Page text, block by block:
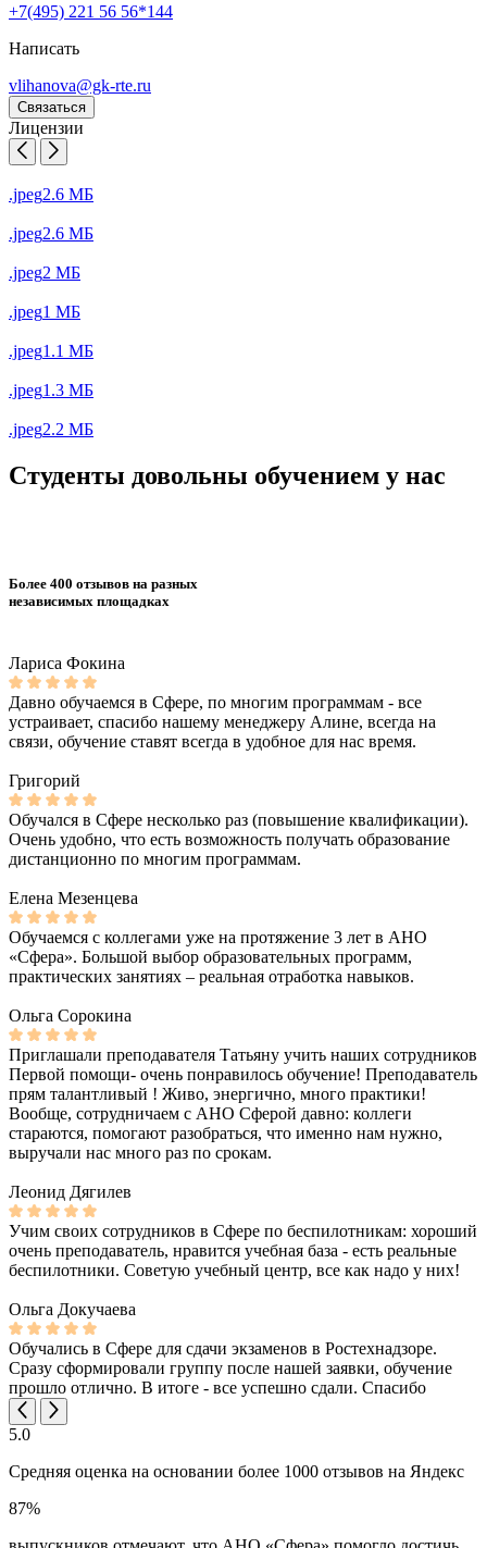
+7(495) 221 56 56*144
Написать
vlihanova@gk-rte.ru
Связаться
Лицензии
.jpeg2.6 МБ
.jpeg2.6 МБ
.jpeg2 МБ
.jpeg1 МБ
.jpeg1.1 МБ
.jpeg1.3 МБ
.jpeg2.2 МБ
Студенты довольны обучением у нас
Более 400 отзывов на разных
независимых площадках
Лариса Фокина
Давно обучаемся в Сфере, по многим программам - все
устраивает, спасибо нашему менеджеру Алине, всегда на
связи, обучение ставят всегда в удобное для нас время.
Григорий
Обучался в Сфере несколько раз (повышение квалификации).
Очень удобно, что есть возможность получать образование
дистанционно по многим программам.
Елена Мезенцева
Обучаемся с коллегами уже на протяжение 3 лет в АНО
«Сфера». Большой выбор образовательных программ,
практических занятиях – реальная отработка навыков.
Ольга Сорокина
Приглашали преподавателя Татьяну учить наших сотрудников
Первой помощи- очень понравилось обучение! Преподаватель
прям талантливый ! Живо, энергично, много практики!
Вообще, сотрудничаем с АНО Сферой давно: коллеги
стараются, помогают разобраться, что именно нам нужно,
выручали нас много раз по срокам.
Леонид Дягилев
Учим своих сотрудников в Сфере по беспилотникам: хороший
очень преподаватель, нравится учебная база - есть реальные
беспилотники. Советую учебный центр, все как надо у них!
Ольга Докучаева
Обучались в Сфере для сдачи экзаменов в Ростехнадзоре.
Сразу сформировали группу после нашей заявки, обучение
прошло отлично. В итоге - все успешно сдали. Спасибо
5.0
Средняя оценка на основании более 1000 отзывов на Яндекс
87%